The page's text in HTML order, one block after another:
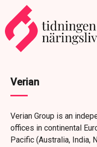
Verian
Verian Group is an
offices in continental
Pacific (Australia, India,